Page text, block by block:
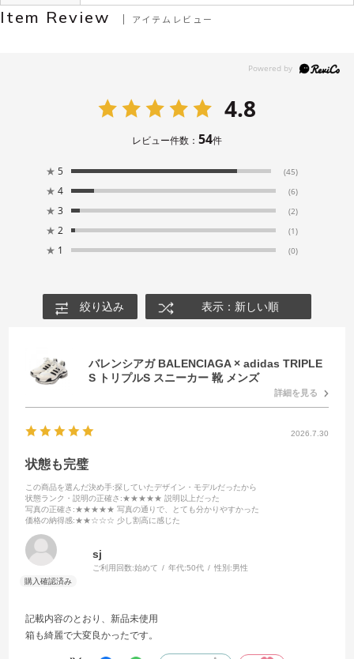
Item Review アイテムレビュー
4.8
レビュー件数： 54件
★ 5 (45)
★ 4 (6)
★ 3 (2)
★ 2 (1)
★ 1 (0)
絞り込み 表示：新しい順
バレンシアガ BALENCIAGA × adidas TRIPLE
S トリプルS スニーカー 靴 メンズ
詳細を見る
2026.7.30
状態も完璧
この商品を選んだ決め手:探していたデザイン・モデルだったから
状態ランク・説明の正確さ :★★★★★ 説明以上だった
写真の正確さ :★★★★★ 写真の通りで、とても分かりやすかった
価格の納得感:★★☆☆☆ 少し割高に感じた
sj
ご利用回数:始めて 年代:50代 性別:男性
記載内容のとおり、新品未使用
箱も綺麗で大変良かったです。